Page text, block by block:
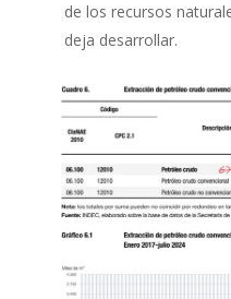
de los recursos
deja desarrollar.